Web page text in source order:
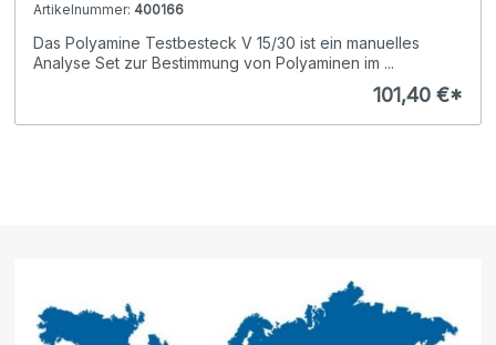
Artikelnummer: 400166
Das Polyamine Testbesteck V 15/30 ist ein manuelles
Analyse Set zur Bestimmung von Polyaminen im ...
101,40 €*